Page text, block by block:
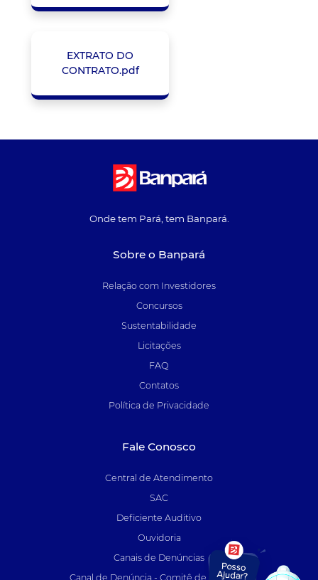
EXTRATO DO
CONTRATO.pdf
Onde tem Pará, tem Banpará.
Sobre o Banpará
Relação com Investidores
Concursos
Sustentabilidade
Licitações
FAQ
Contatos
Política de Privacidade
Fale Conosco
Central de Atendimento
SAC
Deficiente Auditivo
Ouvidoria
Canais de Denúncias
Canal de Denúncia - Comitê de Auditoria